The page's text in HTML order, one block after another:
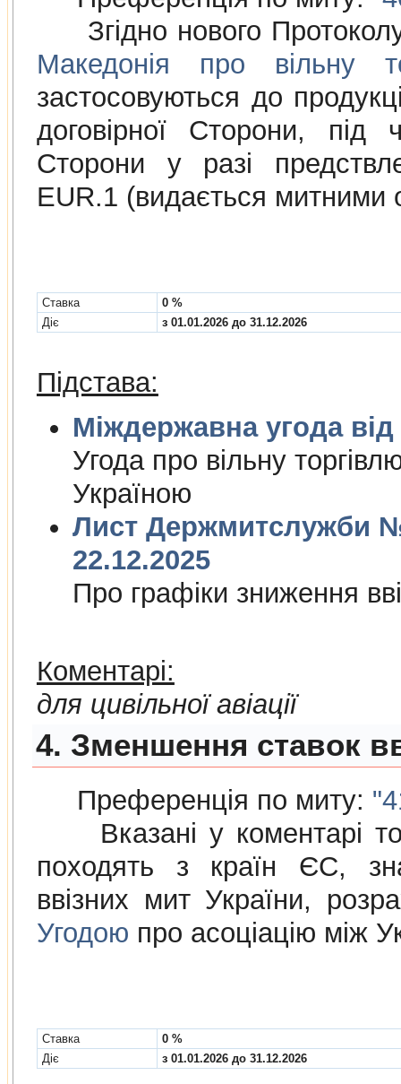
Згідно нового
Македонія про вільну
застосовуються до
договірної Сторони, під
Сторони у разі
EUR.1 (видається митними
Cтавка
0 %
Діє
з 01.01.2026 до 31.12.2026
Підстава:
Угода про вiльну
Україною
Лист Держмитслужби №
22.12.2025
Про графiки зниження
Коментарі:
для цивільної авіації
4. Зменшення ставок
Преференція по миту:
Вказані у коментарі
походять з країн ЄС,
ввізних мит України,
Угодою про асоціацію між
Cтавка
0 %
Діє
з 01.01.2026 до 31.12.2026